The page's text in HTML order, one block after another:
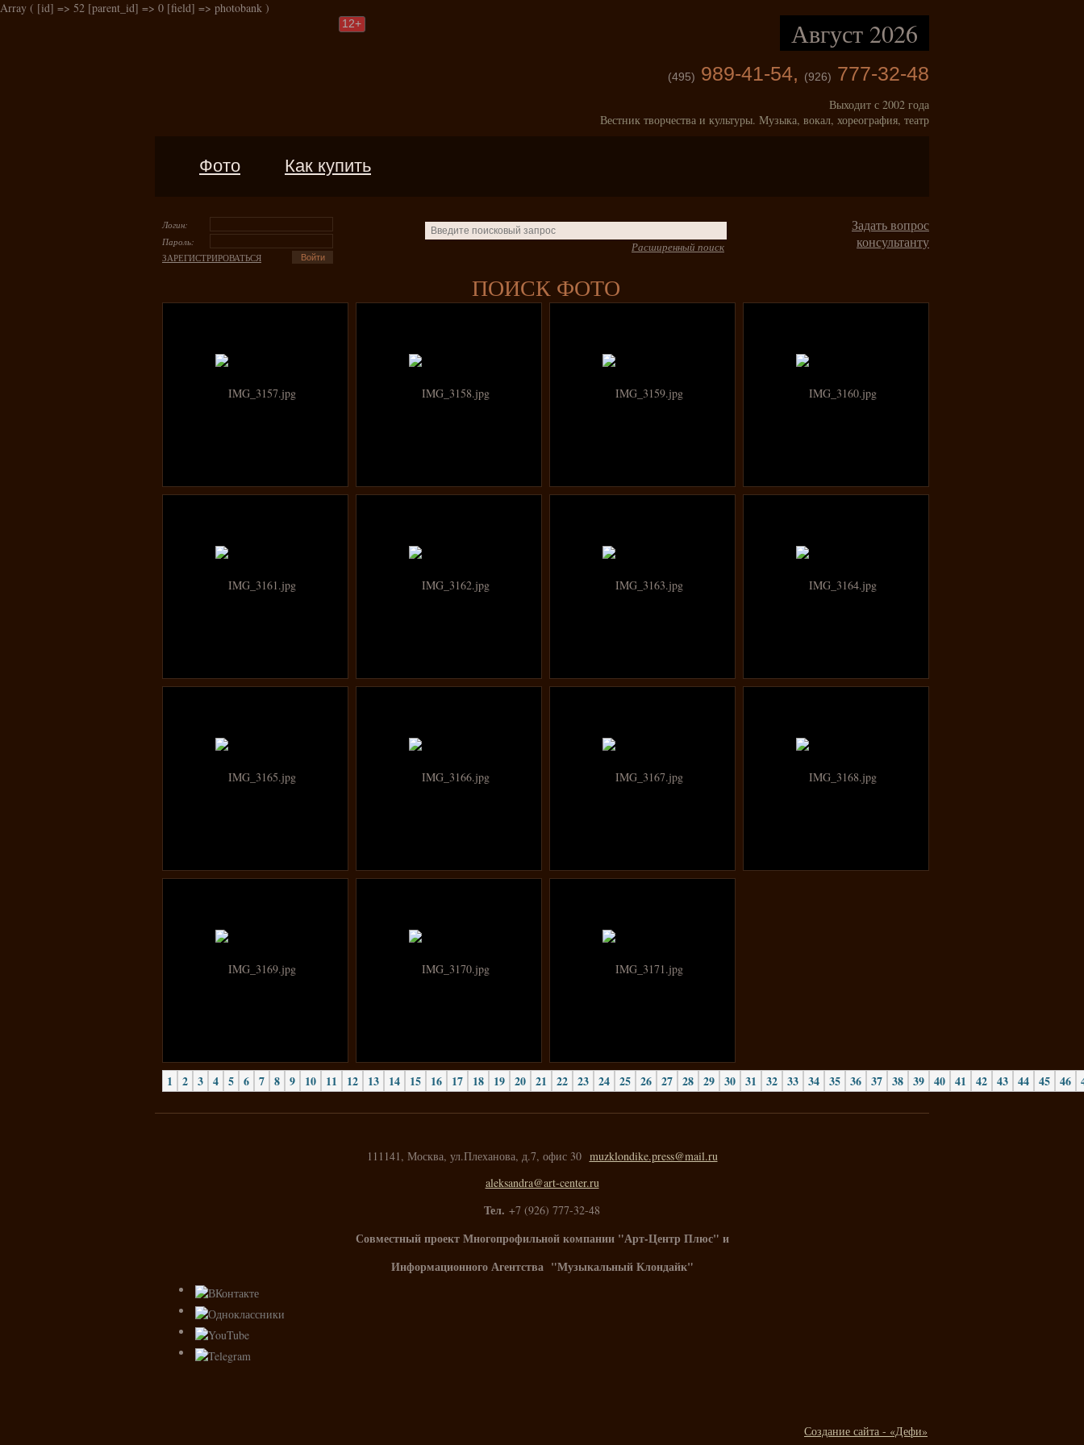
Array ( [id] => 52 [parent_id] => 0 [field] => photobank )
Август 2026
12+
(495) 989-41-54, (926) 777-32-48
Выходит с 2002 года
Вестник творчества и культуры. Музыка, вокал, хореография, театр
Фото Как купить
Логин:
Пароль:
ЗАРЕГИСТРИРОВАТЬСЯ
Расширенный поиск
Задать вопрос
консультанту
ПОИСК ФОТО
1 2 3 4 5 6 7 8 9 10 11 12 13 14 15 16 17 18 19 20 21 22 23 24 25 26 27 28 29 30 31 32 33 34 35 36 37 38 39 40 41 42 43 44 45 46
111141, Москва, ул.Плеханова, д.7, офис 30 muzklondike.press@mail.ru
aleksandra@art-center.ru
Тел. +7 (926) 777-32-48
Совместный проект Многопрофильной компании "Арт-Центр Плюс" и
Информационного Агентства "Музыкальный Клондайк"
Создание сайта - «Дефи»